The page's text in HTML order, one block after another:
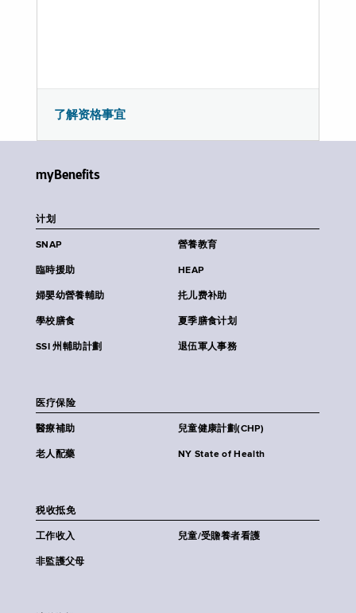
了解资格事宜
myBenefits
计划
SNAP 營養教育
臨時援助 HEAP
婦嬰幼營養輔助 扥儿费补助
學校膳食 夏季膳食计划
SSI 州輔助計劃 退伍軍人事務
医疗保险
醫療補助 兒童健康計劃(CHP)
老人配藥 NY State of Health
税收抵免
工作收入 兒童/受贍養者看護
非監護父母